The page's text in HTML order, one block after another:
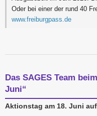
Oder bei einer der rund 40
www.freiburgpass.de
Das SAGES Team
Juni“
Aktionstag am 18. Juni